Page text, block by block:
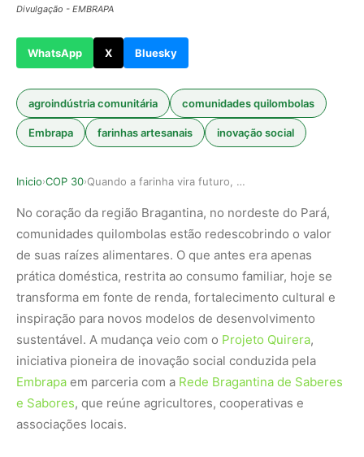
Divulgação - EMBRAPA
WhatsApp X Bluesky
agroindústria comunitária comunidades quilombolas
Embrapa farinhas artesanais inovação social
Inicio›COP 30› Quando a farinha vira futuro, a união entre tra…
No coração da região Bragantina, no nordeste do Pará,
comunidades quilombolas estão redescobrindo o valor
de suas raízes alimentares. O que antes era apenas
prática doméstica, restrita ao consumo familiar, hoje se
transforma em fonte de renda, fortalecimento cultural e
inspiração para novos modelos de desenvolvimento
sustentável. A mudança veio com o Projeto Quirera,
iniciativa pioneira de inovação social conduzida pela
Embrapa em parceria com a Rede Bragantina de Saberes
e Sabores, que reúne agricultores, cooperativas e
associações locais.